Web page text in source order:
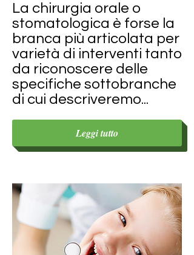
La chirurgia orale o
stomatologica è forse la
branca più articolata per
varietà di interventi tanto
da riconoscere delle
specifiche sottobranche
di cui descriveremo...
Leggi tutto